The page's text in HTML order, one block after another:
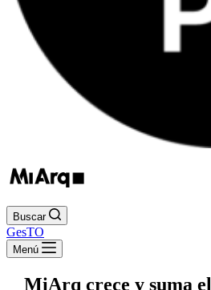
Buscar
GesTO
Menú
MiArq crece y suma el